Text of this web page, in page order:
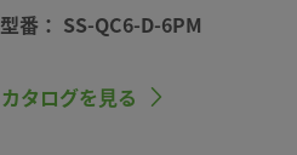
型番： SS-QC6-D-6PM
カタログを見る